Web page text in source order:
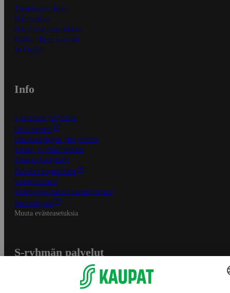
Ensitilaajan ohjeet
Näin maksat
Näin tilaat ja muokkaat
Kaikki ohjeet ja vinkit
In English
Info
S-Business yrityksille
Oiva-raportit
Osuuskauppojen yhteystiedot
Tilaus- ja toimitusehdot
Tietosuojakäytäntö
Palvelun käyttöehdot
Saavutettavuus
Mobiilisovelluksen saavutettavuus
Mainostajalle
Muuta evästeasetuksia
S-ryhmän palvelut